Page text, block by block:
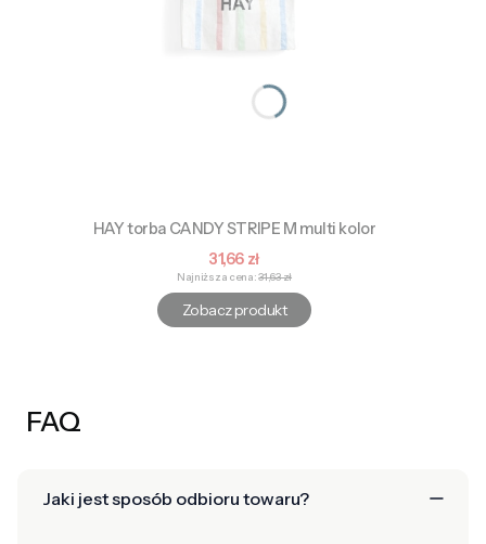
HAY torba CANDY STRIPE M multi kolor
Cena promocyjna
31,66 zł
Najniższa cena: 31,63 zł
Zobacz produkt
FAQ
Jaki jest sposób odbioru towaru?